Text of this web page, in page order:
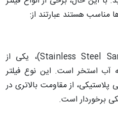
مناسب هستند عبارتند از:
فیلتر شنی استیل (Stainless Steel Sand Filter)، یکی از
آب استخر است. این نوع فیلتر
از مقاومت بالاتری در
برخوردار است.